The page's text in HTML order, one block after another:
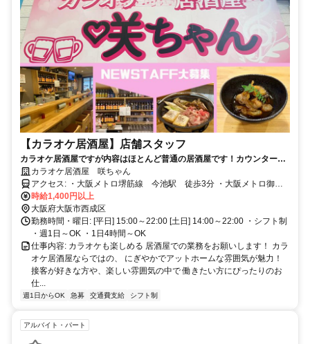
【カラオケ居酒屋】店舗スタッフ
カラオケ居酒屋ですが内容はほとんど普通の居酒屋です！カウンター越
しに料理とお酒を提供！平日・休日共に募集中です！シフト相談OK
カラオケ居酒屋 咲ちゃん
アクセス: ・大阪メトロ堺筋線 今池駅 徒歩3分 ・大阪メトロ御堂
筋線 動物園前駅 ・JR大阪環状線・南海電鉄 新今宮駅
時給1,400円以上
大阪府大阪市西成区
勤務時間・曜日: [平日] 15:00～22:00 [土日] 14:00～22:00 ・シフト制
・週1日～OK ・1日4時間～OK
仕事内容: カラオケも楽しめる 居酒屋での業務をお願いします！ カラ
オケ居酒屋ならではの、 にぎやかでアットホームな雰囲気が魅力！
接客が好きな方や、楽しい雰囲気の中で 働きたい方にぴったりのお
仕...
週1日からOK 急募 交通費支給 シフト制
アルバイト・パート